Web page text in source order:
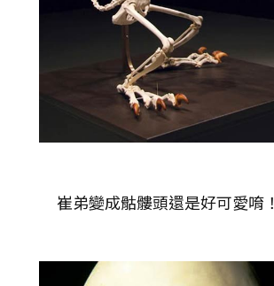
崔弟變成骷髏頭還是好可愛唷！